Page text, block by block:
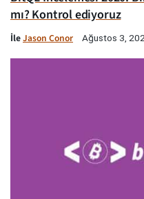
mı? Kontrol ediyoruz
İleJason Conor Ağustos 3,